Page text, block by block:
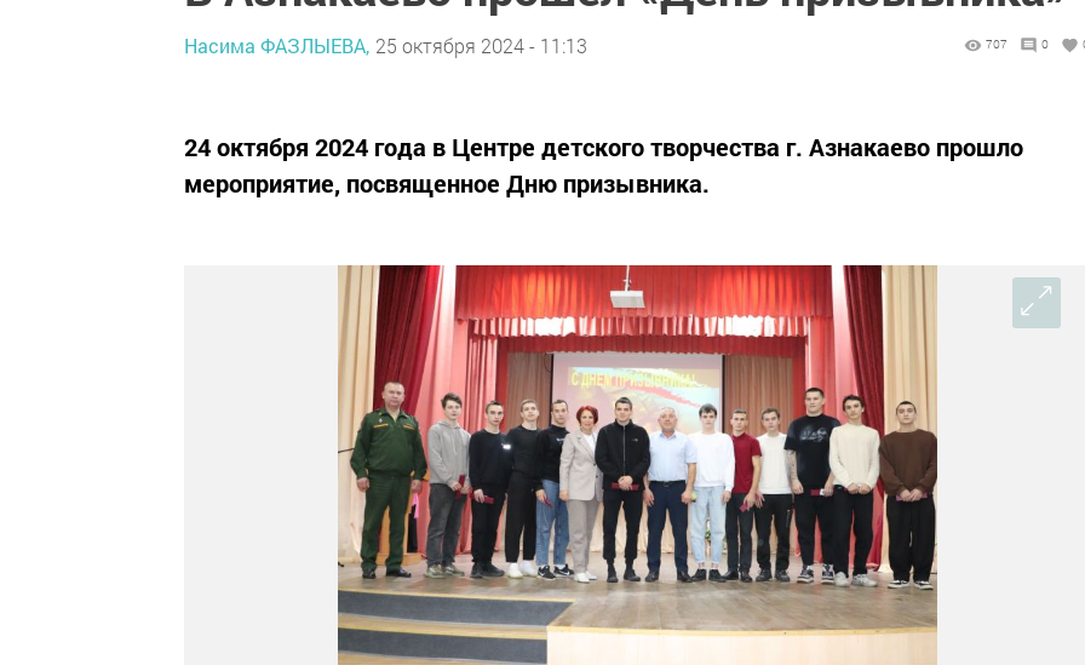
Насима ФАЗЛЫЕВА, 25 октября 2024 - 11:13 707 0
24 октября 2024 года в Центре детского творчества г. Азнакаево прошло
мероприятие, посвященное Дню призывника.